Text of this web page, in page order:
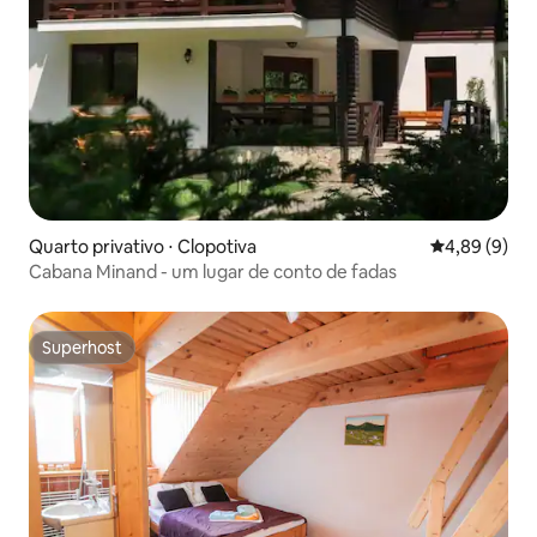
Quarto privativo ⋅ Clopotiva 4,89 de uma
4,89 (9)
Cabana Minand - um lugar de conto de fadas
Superhost
Superhost